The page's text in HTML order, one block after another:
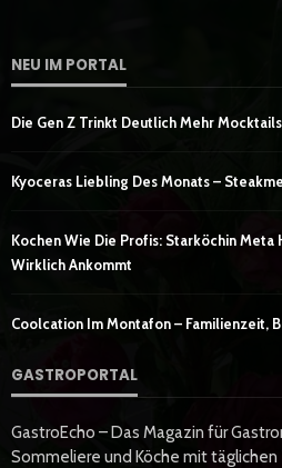
NEU IM PORTAL
Die Gen Z Trinkt Deutlich Mehr
Kyoceras Liebling Des Monats –
Kochen Wie Die Profis: Starköchin
Wirklich Ankommt
Coolcation Im Montafon – Familienzeit,
GASTROPORTAL
GastroEcho – Das Magazin für
Sommeliere und Köche mit